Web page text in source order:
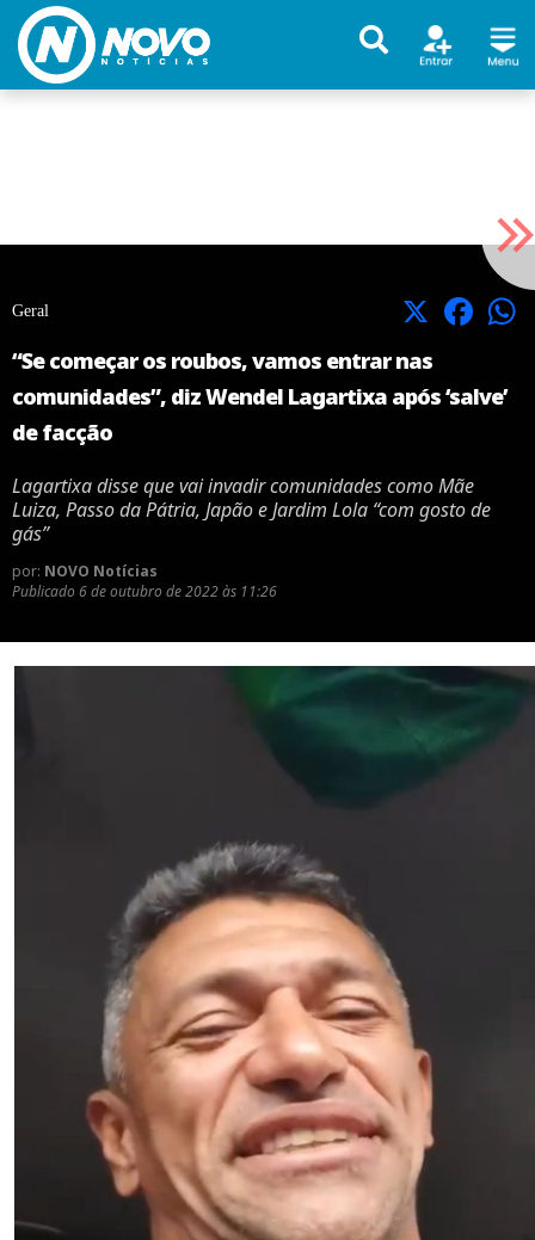
Geral X Facebook
“Se começar os roubos, vamos entrar nas
comunidades”, diz Wendel Lagartixa após ‘salve’
de facção
Lagartixa disse que vai invadir comunidades como Mãe
Luiza, Passo da Pátria, Japão e Jardim Lola “com gosto de
gás”
por: NOVO Notícias
Publicado 6 de outubro de 2022 às 11:26